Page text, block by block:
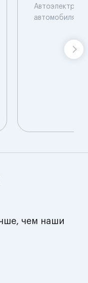
Автоэлектрик
автомобилям.
чем наши